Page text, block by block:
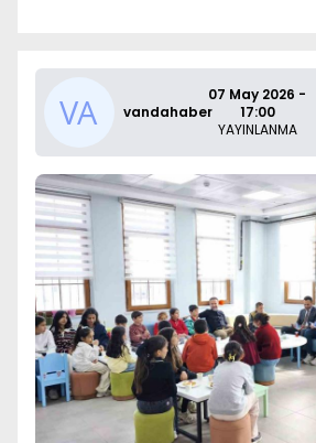
vandahaber
07 May 2026 -
17:00
YAYINLANMA